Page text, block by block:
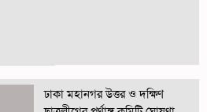
ঢাকা মহানগর উত্তর ও দক্ষিণ